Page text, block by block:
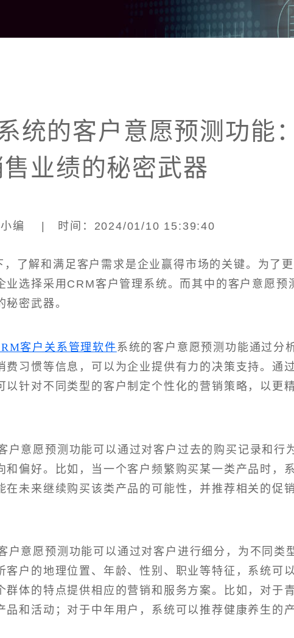
统的客户意愿预测功能：
业绩的秘密武器
小编 | 时间：2024/01/10 15:39:40
了解和满足客户需求是企业赢得市场的关键。为了
选择采用CRM客户管理系统。而其中的客户意愿预
密武器。
客户关系管理软件系统的客户意愿预测功能通过分
费习惯等信息，可以为企业提供有力的决策支持。通
以针对不同类型的客户制定个性化的营销策略，以更
户意愿预测功能可以通过对客户过去的购买记录和行
和偏好。比如，当一个客户频繁购买某一类产品时，
在未来继续购买该类产品的可能性，并推荐相关的促
户意愿预测功能可以通过对客户进行细分，为不同类
客户的地理位置、年龄、性别、职业等特征，系统可
群体的特点提供相应的营销和服务方案。比如，对于
品和活动；对于中年用户，系统可以推荐健康养生的